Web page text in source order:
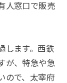
人窓口で販売
します。西鉄
が、特急や急
ので、太宰府